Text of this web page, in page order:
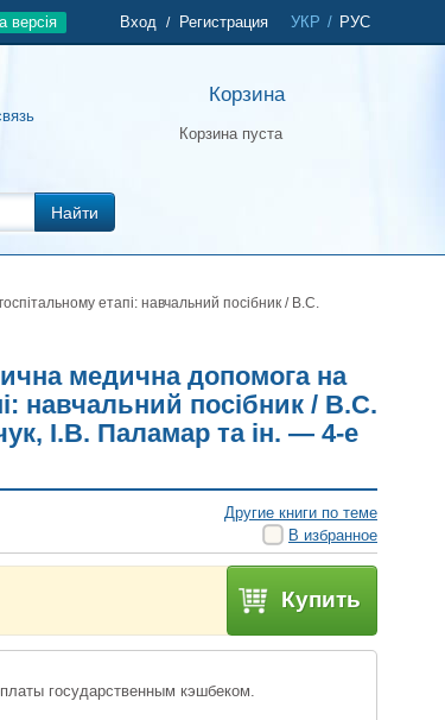
УКР / РУС
Вход / Регистрация
версія
Корзина
Корзина пуста
Найти
етапі: навчальний посібник / В.С.
медична допомога на
навчальний посібник / В.С.
І.В. Паламар та ін. — 4-е
Другие книги по теме
В избранное
Купить
государственным кэшбеком.